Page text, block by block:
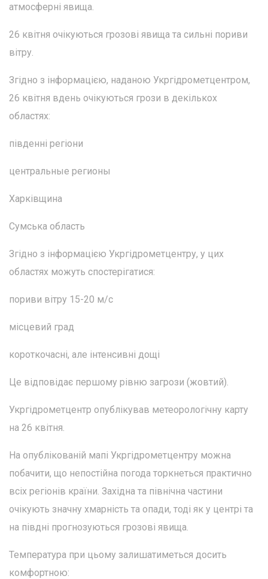
атмосферні явища.
26 квітня очікуються грозові явища та сильні пориви
вітру.
Згідно з інформацією, наданою Укргідрометцентром,
26 квітня вдень очікуються грози в декількох
областях:
південні регіони
центральные регионы
Харківщина
Сумська область
Згідно з інформацією Укргідрометцентру, у цих
областях можуть спостерігатися:
пориви вітру 15-20 м/с
місцевий град
короткочасні, але інтенсивні дощі
Це відповідає першому рівню загрози (жовтий).
Укргідрометцентр опублікував метеорологічну карту
на 26 квітня.
На опублікованій мапі Укргідрометцентру можна
побачити, що непостійна погода торкнеться практично
всіх регіонів країни. Західна та північна частини
очікують значну хмарність та опади, тоді як у центрі та
на півдні прогнозуються грозові явища.
Температура при цьому залишатиметься досить
комфортною: